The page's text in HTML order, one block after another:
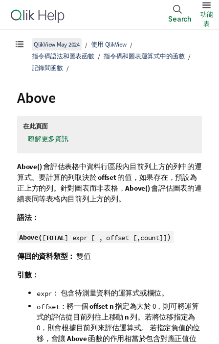
Search
功能
表
QlikView May 2024
使用 QlikView
指令碼語法和圖表函數
指令碼和圖表運算式中的函數
記錄間函數
Above
在此頁面
瞭解更多資訊
Above()會評估表格中資料行區段內目前列上方的列中的運
算式。要計算的列取決於offset的值，如果存在，預設為
正上方的列。針對圖表而非表格，Above()會評估圖表的連
續表同等表格內目前列上方的列。
語法：
Above( [TOTAL] expr [ , offset [,count]])
傳回的資料類型： 雙值
引數：
expr ： 包含待測量資料的運算式或欄位。
offset：將一個offset n指定為大於 0，則可將運算
式的評估從目前列往上移動 n列。若將位移指定為
0，則會根據目前列來評估運算式。 若指定負值的位
移，會讓 Above函數的作用相當於包含對應正值位